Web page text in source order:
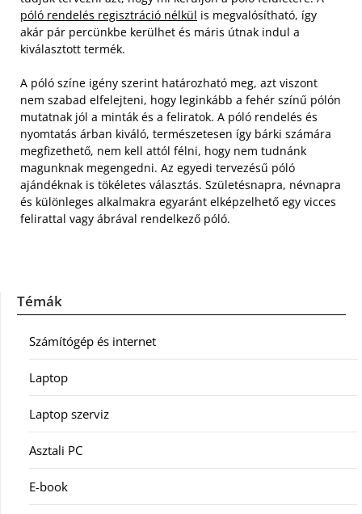
póló rendelés regisztráció nélkül is megvalósítható, így
akár pár percünkbe kerülhet és máris útnak indul a
kiválasztott termék.
A póló színe igény szerint határozható meg, azt viszont
nem szabad elfelejteni, hogy leginkább a fehér színű pólón
mutatnak jól a minták és a feliratok. A póló rendelés és
nyomtatás árban kiváló, természetesen így bárki számára
megfizethető, nem kell attól félni, hogy nem tudnánk
magunknak megengedni. Az egyedi tervezésű póló
ajándéknak is tökéletes választás. Születésnapra, névnapra
és különleges alkalmakra egyaránt elképzelhető egy vicces
felirattal vagy ábrával rendelkező póló.
Témák
Számítógép és internet
Laptop
Laptop szerviz
Asztali PC
E-book